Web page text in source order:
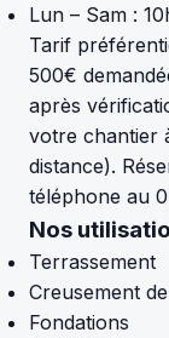
Lun – Sam :
Tarif
500€
après
votre chantier
distance).
téléphone au
Nos
Terrassement
Creusement
Fondations